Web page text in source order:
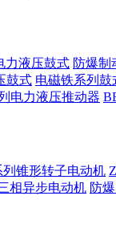
力液压鼓式 防爆制
鼓式 电磁铁系列鼓
电力液压推动器
列锥形转子电动机
相异步电动机 防